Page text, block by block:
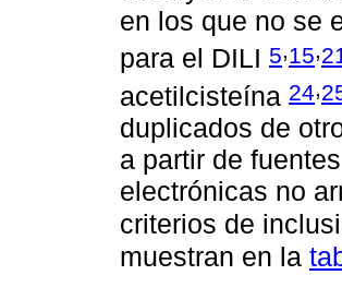
en los que no se
para el DILI 5,15,21
acetilcisteína 24,
duplicados de
a partir de
electrónicas no
criterios de
muestran en la